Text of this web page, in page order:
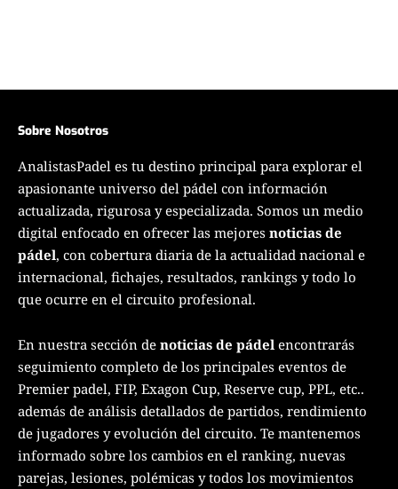
Sobre Nosotros
AnalistasPadel es tu destino principal para explorar el
apasionante universo del pádel con información
actualizada, rigurosa y especializada. Somos un medio
digital enfocado en ofrecer las mejores noticias de
pádel, con cobertura diaria de la actualidad nacional e
internacional, fichajes, resultados, rankings y todo lo
que ocurre en el circuito profesional.
En nuestra sección de noticias de pádel encontrarás
seguimiento completo de los principales eventos de
Premier padel, FIP, Exagon Cup, Reserve cup, PPL, etc..
además de análisis detallados de partidos, rendimiento
de jugadores y evolución del circuito. Te mantenemos
informado sobre los cambios en el ranking, nuevas
parejas, lesiones, polémicas y todos los movimientos